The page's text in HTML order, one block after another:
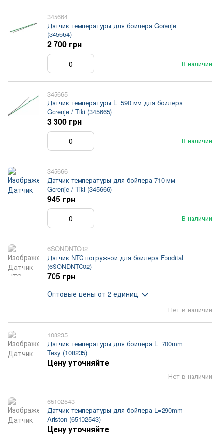
345664
Датчик температуры для бойлера Gorenje
(345664)
В наличии
2 700 грн
345665
Датчик температуры L=590 мм для бойлера
Gorenje / Tiki (345665)
В наличии
3 300 грн
345666
Датчик температуры для бойлера 710 мм
Gorenje / Tiki (345666)
В наличии
945 грн
6SONDNTC02
Датчик NTC погружной для бойлера Fondital
(6SONDNTC02)
Нет в наличии
705 грн
Оптовые цены от 2 единиц
108235
Датчик температуры для бойлера L=700mm
Tesy (108235)
Нет в наличии
Цену уточняйте
65102543
Датчик температуры для бойлера L=290mm
Ariston (65102543)
Цену уточняйте